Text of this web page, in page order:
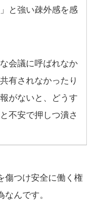
と強い疎外感を感
会議に呼ばれなか
有されなかったり
がないと、どうす
不安で押しつ潰さ
傷つけ安全に働く権
んです。